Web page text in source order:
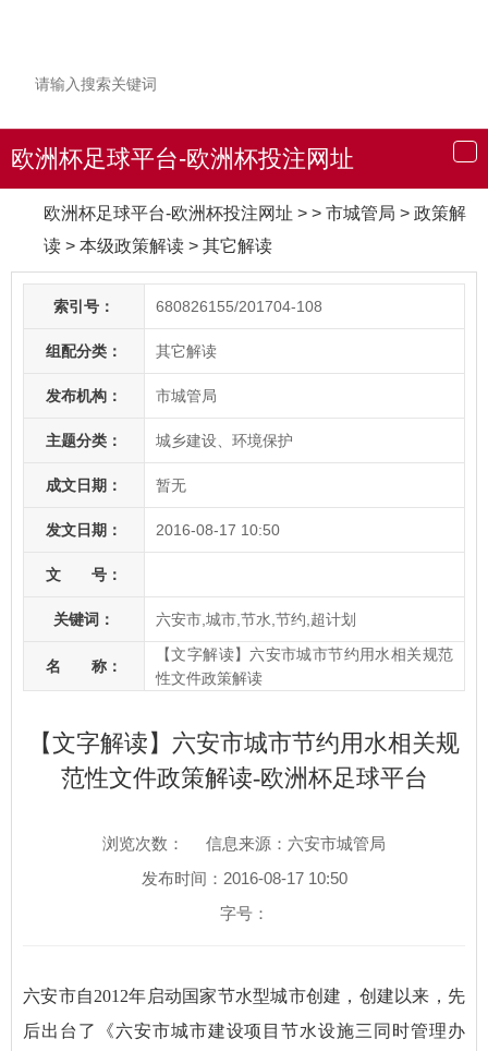
导
航
欧洲杯足球平台-欧洲杯投注网址
欧洲杯足球平台-欧洲杯投注网址 > > 市城管局 > 政策解
读 > 本级政策解读 > 其它解读
索引号： 680826155/201704-108
组配分类： 其它解读
发布机构： 市城管局
主题分类： 城乡建设、环境保护
成文日期： 暂无
发文日期： 2016-08-17 10:50
文 号：
关键词： 六安市,城市,节水,节约,超计划
名 称：
【文字解读】六安市城市节约用水相关规范
性文件政策解读
【文字解读】六安市城市节约用水相关规
范性文件政策解读-欧洲杯足球平台
浏览次数：
信息来源：六安市城管局
发布时间：2016-08-17 10:50
字号：
六安市自2012年启动国家节水型城市创建，创建以来，先
后出台了《六安市城市建设项目节水设施三同时管理办